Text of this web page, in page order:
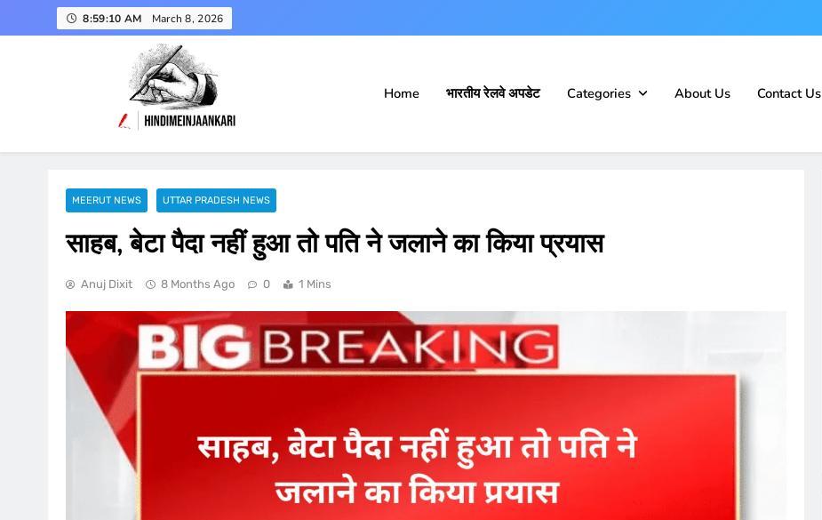
to
8:59:11 AM March 8, 2026
Home भारतीय रेलवे अपडेट Categories About Us Contact Us
MEERUT NEWS UTTAR PRADESH NEWS
साहब, बेटा पैदा नहीं हुआ तो पति ने जलाने का किया प्रयास
Anuj Dixit 8 Months Ago 0 1 Mins